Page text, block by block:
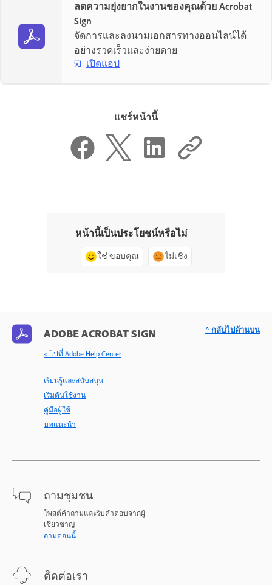
ลดความยุ่งยากในงานของคุณด้วย Acrobat
Sign
จัดการและลงนามเอกสารทางออนไลน์ได้
อย่างรวดเร็วและง่ายดาย
เปิดแอป
แชร์หน้านี้
หน้านี้เป็นประโยชน์หรือไม่
ใช่ ขอบคุณ ไม่เชิง
ADOBE ACROBAT SIGN
< ไปที่ Adobe Help Center
เรียนรู้และสนับสนุน
เริ่มต้นใช้งาน
คู่มือผู้ใช้
บทแนะนำ
ถามชุมชน
โพสต์คำถามและรับคำตอบจากผู้
เชี่ยวชาญ
ถามตอนนี้
ติดต่อเรา
^ กลับไปด้านบน